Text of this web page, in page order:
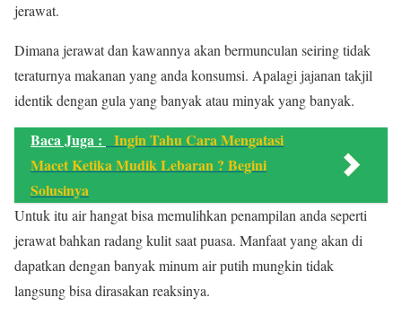
jerawat.
Dimana jerawat dan kawannya akan bermunculan seiring tidak
teraturnya makanan yang anda konsumsi. Apalagi jajanan takjil
identik dengan gula yang banyak atau minyak yang banyak.
Baca Juga :
Ingin Tahu Cara Mengatasi
Macet Ketika Mudik Lebaran ? Begini
Solusinya
Untuk itu air hangat bisa memulihkan penampilan anda seperti
jerawat bahkan radang kulit saat puasa. Manfaat yang akan di
dapatkan dengan banyak minum air putih mungkin tidak
langsung bisa dirasakan reaksinya.